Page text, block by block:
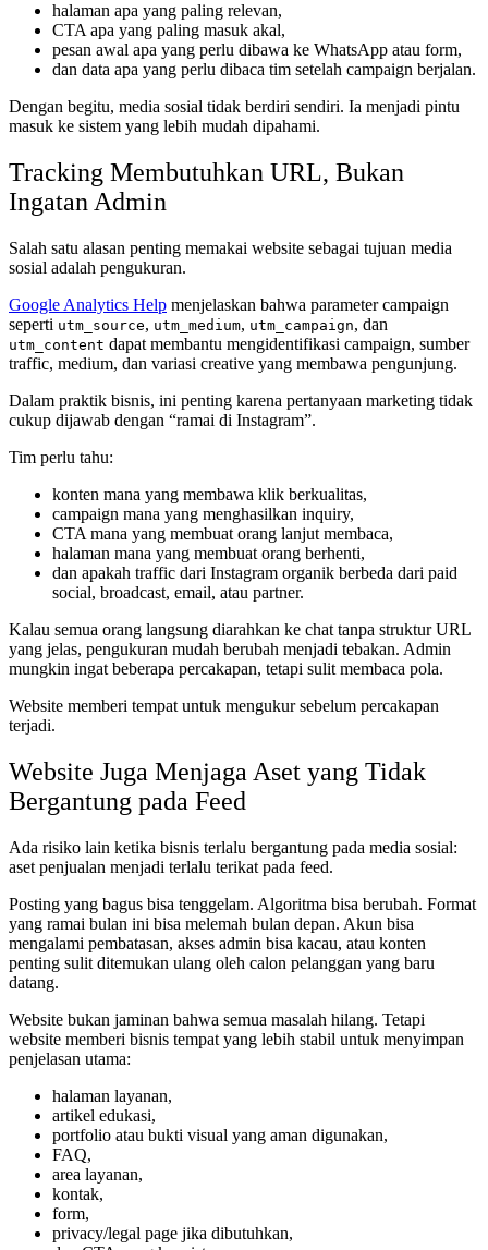
halaman apa yang paling relevan,
CTA apa yang paling masuk akal,
pesan awal apa yang perlu dibawa ke WhatsApp atau form,
dan data apa yang perlu dibaca tim setelah campaign berjalan.
Dengan begitu, media sosial tidak berdiri sendiri. Ia menjadi pintu
masuk ke sistem yang lebih mudah dipahami.
Tracking Membutuhkan URL, Bukan
Ingatan Admin
Salah satu alasan penting memakai website sebagai tujuan media
sosial adalah pengukuran.
Google Analytics Help menjelaskan bahwa parameter campaign
seperti utm_source, utm_medium, utm_campaign, dan
utm_content dapat membantu mengidentifikasi campaign, sumber
traffic, medium, dan variasi creative yang membawa pengunjung.
Dalam praktik bisnis, ini penting karena pertanyaan marketing tidak
cukup dijawab dengan “ramai di Instagram”.
Tim perlu tahu:
konten mana yang membawa klik berkualitas,
campaign mana yang menghasilkan inquiry,
CTA mana yang membuat orang lanjut membaca,
halaman mana yang membuat orang berhenti,
dan apakah traffic dari Instagram organik berbeda dari paid
social, broadcast, email, atau partner.
Kalau semua orang langsung diarahkan ke chat tanpa struktur URL
yang jelas, pengukuran mudah berubah menjadi tebakan. Admin
mungkin ingat beberapa percakapan, tetapi sulit membaca pola.
Website memberi tempat untuk mengukur sebelum percakapan
terjadi.
Website Juga Menjaga Aset yang Tidak
Bergantung pada Feed
Ada risiko lain ketika bisnis terlalu bergantung pada media sosial:
aset penjualan menjadi terlalu terikat pada feed.
Posting yang bagus bisa tenggelam. Algoritma bisa berubah. Format
yang ramai bulan ini bisa melemah bulan depan. Akun bisa
mengalami pembatasan, akses admin bisa kacau, atau konten
penting sulit ditemukan ulang oleh calon pelanggan yang baru
datang.
Website bukan jaminan bahwa semua masalah hilang. Tetapi
website memberi bisnis tempat yang lebih stabil untuk menyimpan
penjelasan utama:
halaman layanan,
artikel edukasi,
portfolio atau bukti visual yang aman digunakan,
FAQ,
area layanan,
kontak,
form,
privacy/legal page jika dibutuhkan,